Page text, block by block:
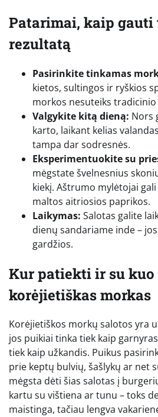
Patarimai, kaip gauti
rezultatą
Pasirinkite tinkamas
kietos, sultingos ir ryškios
morkos nesuteiks
Valgykite kitą dieną: Nors
karto, laikant kelias
tampa dar sodresnės.
Eksperimentuokite su
mėgstate švelnesnius
kiekį. Aštrumo mylėtojai
maltos aitriosios paprikos.
Laikymas: Salotas galite
dienų sandariame inde –
gardžios.
Kur patiekti ir su
korėjietiškas morkas
Korėjietiškos morkų salotos yra
jos puikiai tinka tiek kaip
tiek kaip užkandis. Puikus
prie keptų bulvių, šašlykų ar net
mėgsta dėti šias salotas į
kartu su vištiena ar tunu – toks
maistinga, tačiau lengva